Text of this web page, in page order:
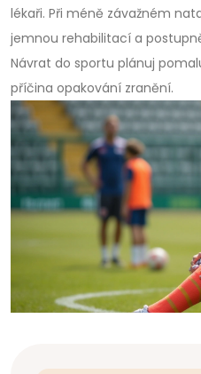
lékaři. Při méně závažném
jemnou rehabilitací a
Návrat do sportu plánuj
příčina opakování zranění.